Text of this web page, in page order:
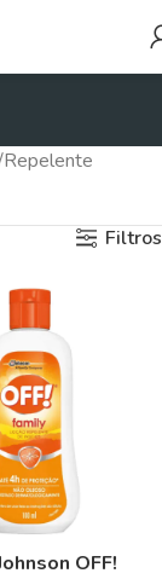
Repelente
Filtros
OFF!